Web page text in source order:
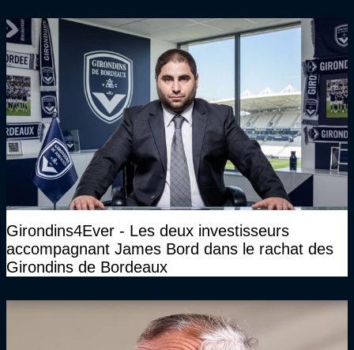
Girondins4Ever - Les deux investisseurs
accompagnant James Bord dans le rachat des
Girondins de Bordeaux